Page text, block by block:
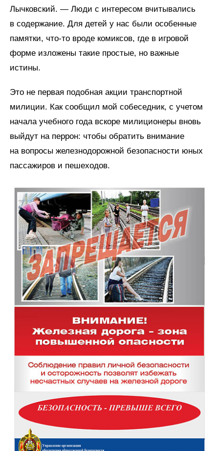
Лычковский. — Люди с интересом вчитывались
в содержание. Для детей у нас были особенные
памятки, что-то вроде комиксов, где в игровой
форме изложены такие простые, но важные
истины.
Это не первая подобная акции транспортной
милиции. Как сообщил мой собеседник, с учетом
начала учебного года вскоре милиционеры вновь
выйдут на перрон: чтобы обратить внимание
на вопросы железнодорожной безопасности юных
пассажиров и пешеходов.